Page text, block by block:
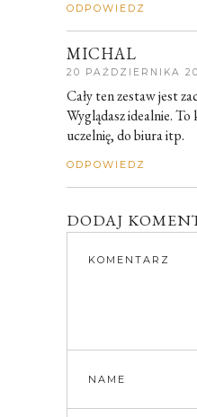
ODPOWIEDZ
MICHAL
20 PAŹDZIERNIKA
Cały ten zestaw jest
Wyglądasz idealnie. To
uczelnię, do biura itp.
ODPOWIEDZ
DODAJ